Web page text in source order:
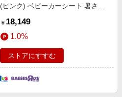
(ピンク) ベビーカーシート 暑さ対
￥ 18,149
1.0%
ストアにすすむ